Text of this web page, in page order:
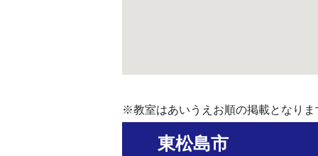
※教室はあいうえお順の掲載となりま
東松島市